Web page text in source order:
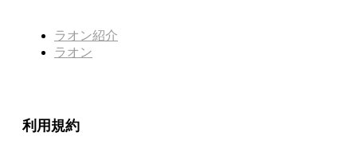
ラオン紹介
ラオン
利用規約